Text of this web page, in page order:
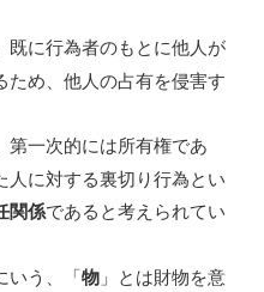
既に行為者のもとに他人が
ため、他人の占有を侵害す
第一次的には所有権であ
人に対する裏切り行為とい
関係であると考えられてい
いう、「物 」とは財物を意